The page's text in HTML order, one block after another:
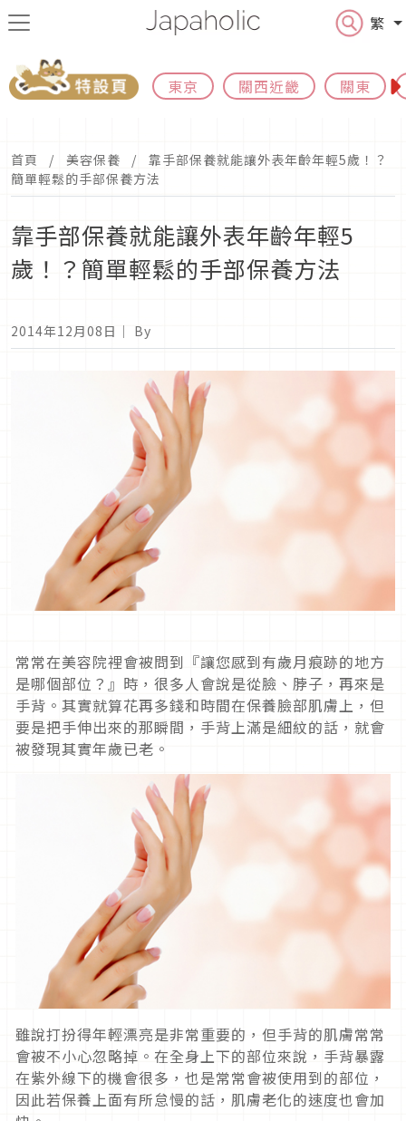
繁
東京 關西近畿 關東
首頁 美容保養
靠手部保養就能讓外表年齡年輕5歲！？
簡單輕鬆的手部保養方法
靠手部保養就能讓外表年齡年輕5
歲！？簡單輕鬆的手部保養方法
2014年12月08日 ｜ By
常常在美容院裡會被問到『讓您感到有歲月痕跡的地方
是哪個部位？』時，很多人會說是從臉、脖子，再來是
手背。其實就算花再多錢和時間在保養臉部肌膚上，但
要是把手伸出來的那瞬間，手背上滿是細紋的話，就會
被發現其實年歲已老。
雖說打扮得年輕漂亮是非常重要的，但手背的肌膚常常
會被不小心忽略掉。在全身上下的部位來說，手背暴露
在紫外線下的機會很多，也是常常會被使用到的部位，
因此若保養上面有所怠慢的話，肌膚老化的速度也會加